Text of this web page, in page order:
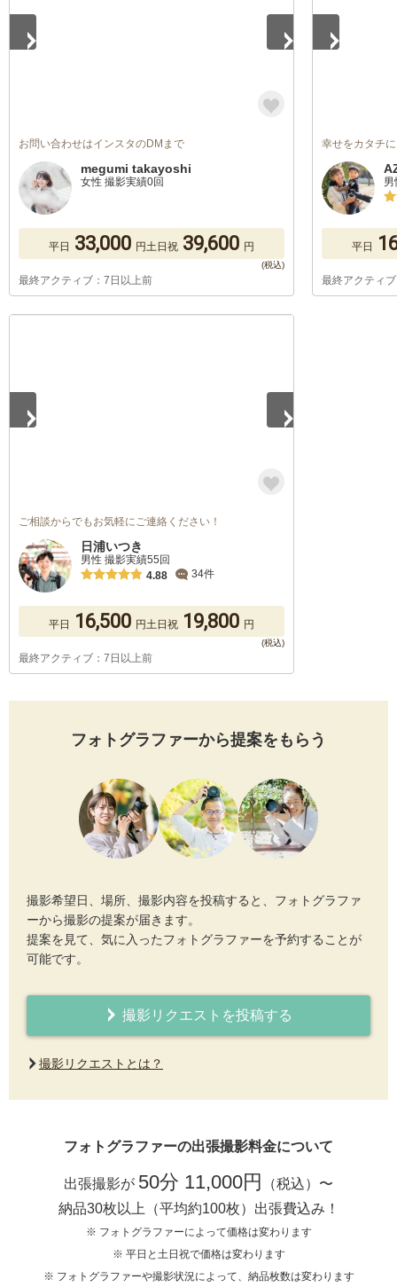
お問い合わせはインスタのDMまで
megumi takayoshi
女性 撮影実績0回
平日 33,000 円土日祝 39,600 円
最終アクティブ：7日以上前
幸せをカタチ
平日
最終アクティ
ご相談からでもお気軽にご連絡ください！
日浦いつき
男性 撮影実績55回
4.88
34件
平日 16,500 円土日祝 19,800 円
最終アクティブ：7日以上前
フォトグラファーから提案をもらう
撮影希望日、場所、撮影内容を投稿すると、フォトグラファ
ーから撮影の提案が届きます。
提案を見て、気に入ったフォトグラファーを予約することが
可能です。
撮影リクエストを投稿する
撮影リクエストとは？
フォトグラファーの出張撮影料金について
出張撮影が 50分 11,000円
（税込）〜
納品30枚以上（平均約100枚）出張費込み！
※ フォトグラファーによって価格は変わります
※ 平日と土日祝で価格は変わります
※ フォトグラファーや撮影状況によって、納品枚数は変わります